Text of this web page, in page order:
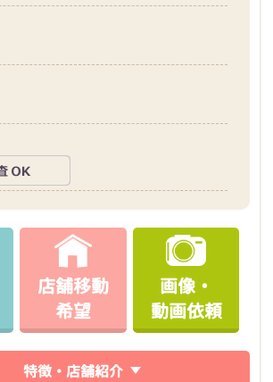
店舗移動
希望
画像・
動画依頼
特徴・店舗紹介